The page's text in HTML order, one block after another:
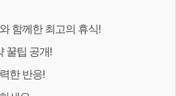
함께한 최고의 휴식!
꿀팁 공개!
한 반응!